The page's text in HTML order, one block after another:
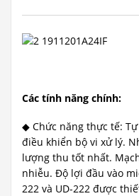
Các tính năng chính:
◆ Chức năng thực tế:
điều khiển bộ vi xử lý.
lượng thu tốt nhất.
nhiễu. Độ lợi đầu vào
222 và UD-222 được